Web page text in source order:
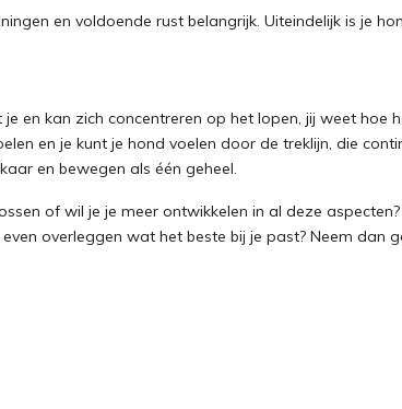
en voldoende rust belangrijk. Uiteindelijk is je
en kan zich concentreren op het lopen, jij weet hoe
en je kunt je hond voelen door de treklijn, die
en bewegen als één geheel.
of wil je je meer ontwikkelen in al deze
overleggen wat het beste bij je past? Neem dan